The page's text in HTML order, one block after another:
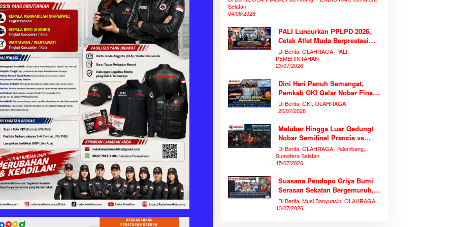
Selatan
04/08/2026
PALI Luncurkan PPLPD 2026,
Cetak Atlet Muda Berprestasi
Tanpa Mengorbankan
Pendidikan
Di Berita, OLAHRAGA, PALI,
PEMERINTAHAN
23/07/2026
Dini Hari Penuh Semangat,
Pemkab OKI Gelar Nobar Final
Piala Dunia 2026 Bersama
Ribuan Warga
Di Berita, OKI, OLAHRAGA
20/07/2026
Meluber Hingga Luar Gedung!
Nobar Semifinal Prancis vs
Spanyol di TVRI Sumsel
Memecahkan Rekor Antusiasme
Di Berita, OLAHRAGA, Palembang,
Sumatera Selatan
15/07/2026
Suasana Pendopo Griya Bumi
Serasan Sekatan Bergemuruh,
Bupati Muba Bersama Ribuan
Warga Nobar Laga Bersejarah
Di Berita, Musi Banyuasin, OLAHRAGA
13/07/2026